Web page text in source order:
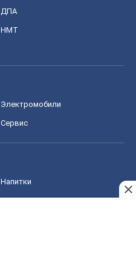
ДПА
НМТ
Электромобили
Сервис
Напитки